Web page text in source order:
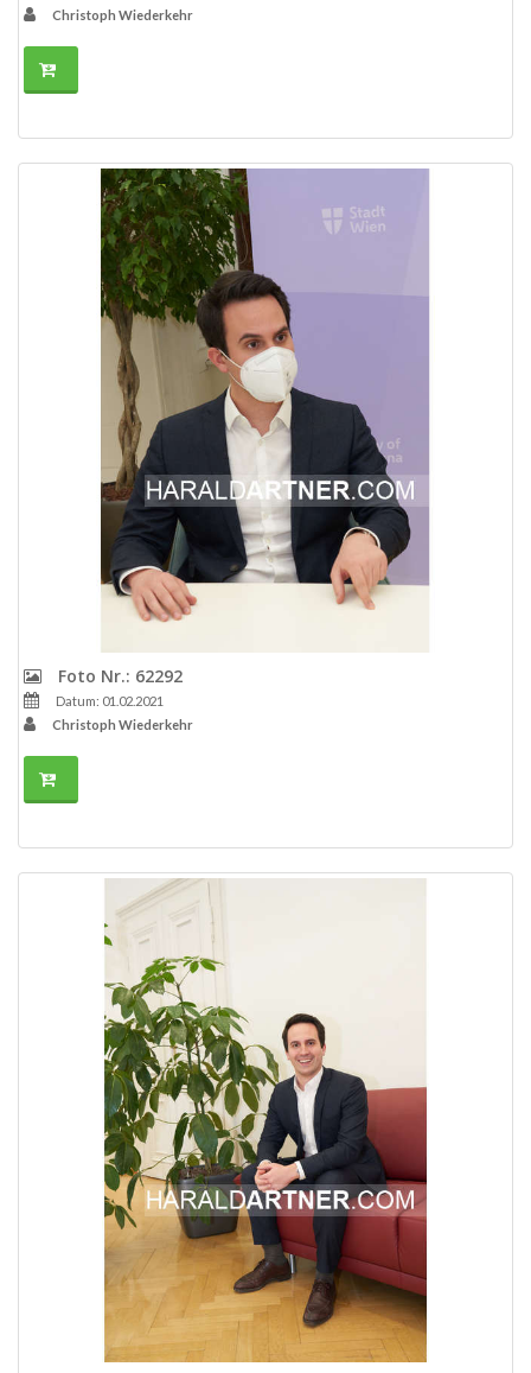
Christoph Wiederkehr
Foto Nr.: 62292
Datum: 01.02.2021
Christoph Wiederkehr